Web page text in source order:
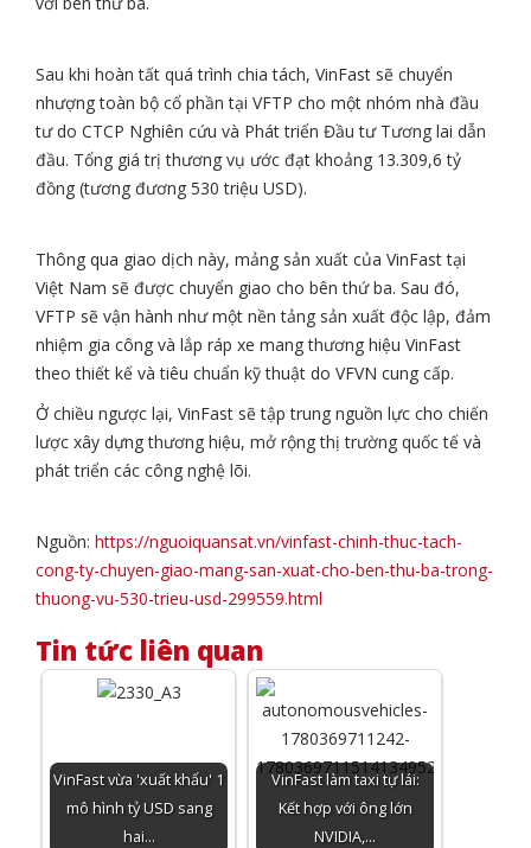
Sau khi hoàn tất quá trình chia tách, VinFast sẽ chuyển
nhượng toàn bộ cổ phần tại VFTP cho một nhóm nhà đầu
tư do CTCP Nghiên cứu và Phát triển Đầu tư Tương lai dẫn
đầu. Tổng giá trị thương vụ ước đạt khoảng 13.309,6 tỷ
đồng (tương đương 530 triệu USD).
Thông qua giao dịch này, mảng sản xuất của VinFast tại
Việt Nam sẽ được chuyển giao cho bên thứ ba. Sau đó,
VFTP sẽ vận hành như một nền tảng sản xuất độc lập, đảm
nhiệm gia công và lắp ráp xe mang thương hiệu VinFast
theo thiết kế và tiêu chuẩn kỹ thuật do VFVN cung cấp.
Ở chiều ngược lại, VinFast sẽ tập trung nguồn lực cho chiến
lược xây dựng thương hiệu, mở rộng thị trường quốc tế và
phát triển các công nghệ lõi.
Nguồn: https://nguoiquansat.vn/vinfast-chinh-thuc-tach-
cong-ty-chuyen-giao-mang-san-xuat-cho-ben-thu-ba-trong-
thuong-vu-530-trieu-usd-299559.html
Tin tức liên quan
VinFast vừa 'xuất khẩu' 1
mô hình tỷ USD sang
hai…
VinFast làm taxi tự lái:
Kết hợp với ông lớn
NVIDIA,…